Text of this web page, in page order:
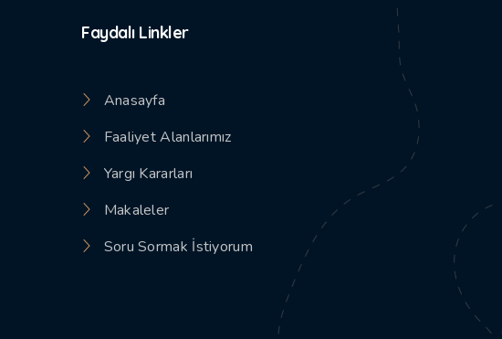
Faydalı Linkler
Anasayfa
Faaliyet Alanlarımız
Yargı Kararları
Makaleler
Soru Sormak İstiyorum